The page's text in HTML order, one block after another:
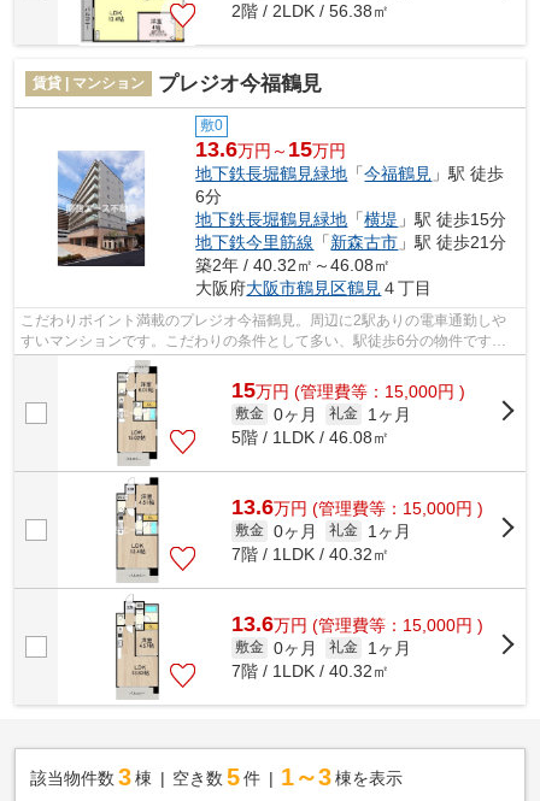
2階 / 2LDK / 56.38㎡
賃貸 | マンション プレジオ今福鶴見
敷0
13.6万円～ 15万円
地下鉄長堀鶴見緑地 「今福鶴見 」駅 徒歩
6分
地下鉄長堀鶴見緑地 「横堤 」駅 徒歩15分
地下鉄今里筋線 「新森古市 」駅 徒歩21分
築2年 / 40.32㎡～46.08㎡
大阪府大阪市鶴見区鶴見４丁目
こだわりポイント満載のプレジオ今福鶴見。周辺に2駅ありの電車通勤しや
すいマンションです。こだわりの条件として多い、駅徒歩6分の物件です。
築2年の築浅物件。地域に強い当社だから...
15万円 (管理費等：15,000円 )
敷金 0ヶ月 礼金
1ヶ月
5階 / 1LDK / 46.08㎡
13.6万円 (管理費等：15,000円 )
敷金 0ヶ月 礼金
1ヶ月
7階 / 1LDK / 40.32㎡
13.6万円 (管理費等：15,000円 )
敷金 0ヶ月 礼金
1ヶ月
7階 / 1LDK / 40.32㎡
該当物件数 3棟 空き数 5 件 1～3 棟を表示